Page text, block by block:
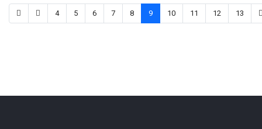
4 5 6 7 8 9 10 11 12 13